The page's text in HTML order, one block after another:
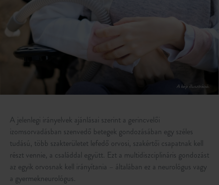
A jelenlegi irányelvek ajánlásai szerint a gerincvelői
izomsorvadásban szenvedő betegek gondozásában egy széles
tudású, több szakterületet lefedő orvosi, szakértői csapatnak kell
részt vennie, a családdal együtt. Ezt a multidiszciplináris gondozást
az egyik orvosnak kell irányítania – általában ez a neurológus vagy
a gyermekneurológus.